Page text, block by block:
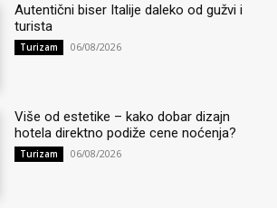
Autentični biser Italije daleko od gužvi i
turista
Turizam 06/08/2026
Više od estetike – kako dobar dizajn
hotela direktno podiže cene noćenja?
Turizam 06/08/2026